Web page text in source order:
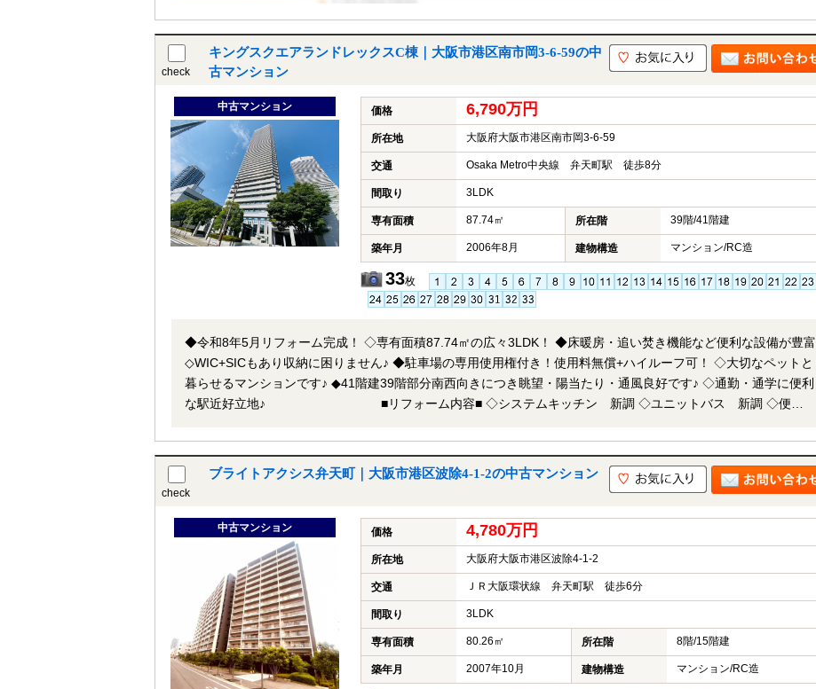
check
キングスクエアランドレックスC棟｜大阪市港区南市岡3-6-59の中
古マンション
中古マンション 価格 6,790万円
所在地 大阪府大阪市港区南市岡3-6-59
交通 Osaka Metro中央線 弁天町駅 徒歩8分
間取り 3LDK
専有面積 87.74㎡ 所在階 39階/41階建
築年月 2006年8月 建物構造 マンション/RC造
33枚
◆令和8年5月リフォーム完成！ ◇専有面積87.74㎡の広々3LDK！ ◆床暖房・追い焚き機能など便利な設備が豊富!
◇WIC+SICもあり収納に困りません♪ ◆駐車場の専用使用権付き！使用料無償+ハイルーフ可！ ◇大切なペットと
暮らせるマンションです♪ ◆41階建39階部分南西向きにつき眺望・陽当たり・通風良好です♪ ◇通勤・通学に便利
な駅近好立地♪ ■リフォーム内容■ ◇システムキッチン 新調 ◇ユニットバス 新調 ◇便器・
ト□ ◆中央線【弁天町】駅まで徒歩8分！ ◆環状線【弁天町】駅まで徒歩9分！ ◆【ライフ弁天町店】まで徒歩10
分！ ◆【セブンイレブン大阪南市岡3丁目店】まで徒歩5分！ ◆【大阪ベイタワー】まで徒歩13分！ ★即日内覧
可能物件！お好きな日時でご内覧可能！★ 当店までお電話いただくか、もしくは24時間対応可能「内覧予約・お
な場合は、ご希望場所でのお待ち合わせも可能です。 ※当社ではネットで他社様が広告している物件も同時に紹
介・案内可能です。 併せて内覧を希望される際は、物件名を担当者までお申し付け下さい。
check
ブライトアクシス弁天町｜大阪市港区波除4-1-2の中古マンション
中古マンション 価格 4,780万円
所在地 大阪府大阪市港区波除4-1-2
交通 ＪＲ大阪環状線 弁天町駅 徒歩6分
間取り 3LDK
専有面積 80.26㎡ 所在階 8階/15階建
築年月 2007年10月 建物構造 マンション/RC造